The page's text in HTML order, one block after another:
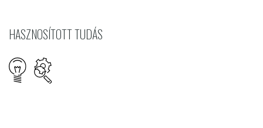
HASZNOSÍTOTT TUDÁS